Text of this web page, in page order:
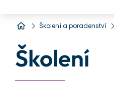
Úvod
Školení a poradenství
Školení